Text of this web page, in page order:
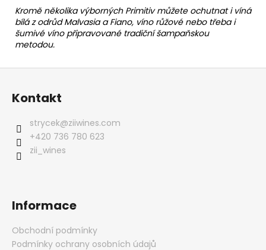
Kromě několika výborných Primitiv můžete ochutnat i víná
bílá z odrůd Malvasia a Fiano, víno růžové nebo třeba i
šumivé víno připravované tradiční šampaňskou
metodou.
Z
Kontakt
strycek@ziiwines.com
+420 736 780 623
zii_wines
Informace
Obchodní podmínky
Podmínky ochrany osobních údajů